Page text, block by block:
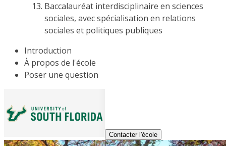
Baccalauréat interdisciplinaire en sciences
sociales, avec spécialisation en relations
sociales et politiques publiques
Introduction
À propos de l'école
Poser une question
Contacter l'école